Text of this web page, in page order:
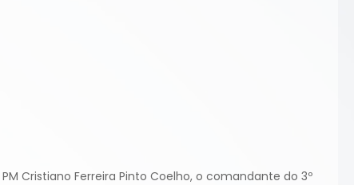
Cristiano Ferreira Pinto Coelho, o comandante do 3º